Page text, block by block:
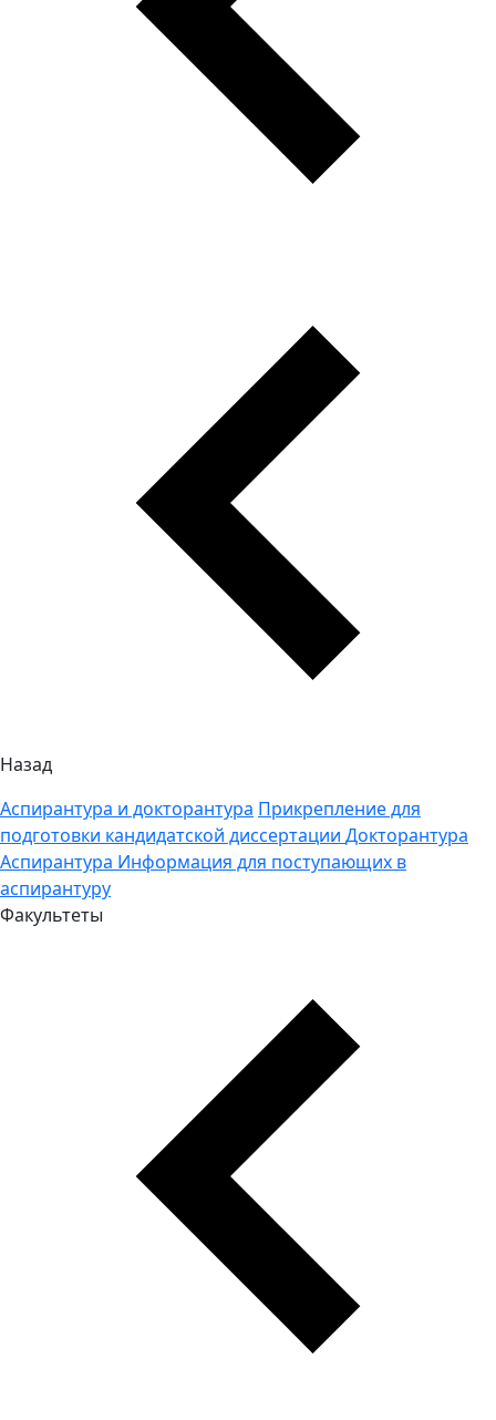
Назад
Аспирантура и докторантура Прикрепление для
подготовки кандидатской диссертации Докторантура
Аспирантура Информация для поступающих в
аспирантуру
Факультеты